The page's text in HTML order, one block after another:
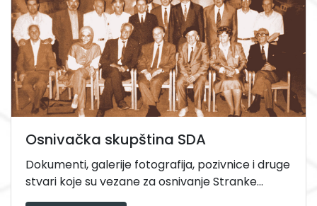
Osnivačka skupština SDA
Dokumenti, galerije fotografija, pozivnice i druge
stvari koje su vezane za osnivanje Stranke...